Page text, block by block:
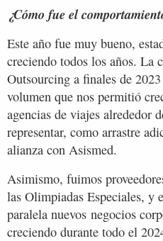
¿Cómo fue el
Este año fue muy bueno,
creciendo todos los años. La
Outsourcing a finales de
volumen que nos permitió
agencias de viajes alrededor
representar, como arrastre
alianza con Asismed.
Asimismo, fuimos
las Olimpiadas Especiales, y
paralela nuevos negocios
creciendo durante todo el